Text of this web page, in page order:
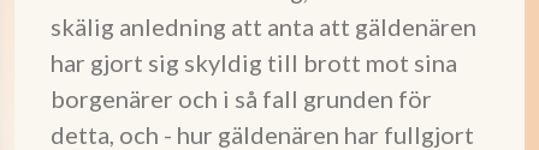
skälig anledning att anta att gäldenären
har gjort sig skyldig till brott mot sina
borgenärer och i så fall grunden för
detta, och - hur gäldenären har fullgjort